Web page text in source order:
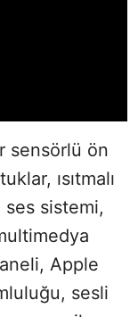
sensörlü ön
ısıtmalı
sistemi,
Apple
sesli